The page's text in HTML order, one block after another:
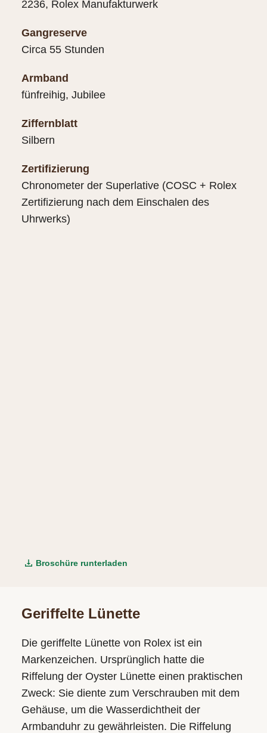
2236, Rolex Manufakturwerk
Gangreserve
Circa 55 Stunden
Armband
fünfreihig, Jubilee
Ziffernblatt
Silbern
Zertifizierung
Chronometer der Superlative (COSC + Rolex
Zertifizierung nach dem Einschalen des
Uhrwerks)
Broschüre runterladen
Geriffelte Lünette
Die geriffelte Lünette von Rolex ist ein
Markenzeichen. Ursprünglich hatte die
Riffelung der Oyster Lünette einen praktischen
Zweck: Sie diente zum Verschrauben mit dem
Gehäuse­, um die Wasserdichtheit der
Armbanduhr zu gewährleisten. Die Riffelung